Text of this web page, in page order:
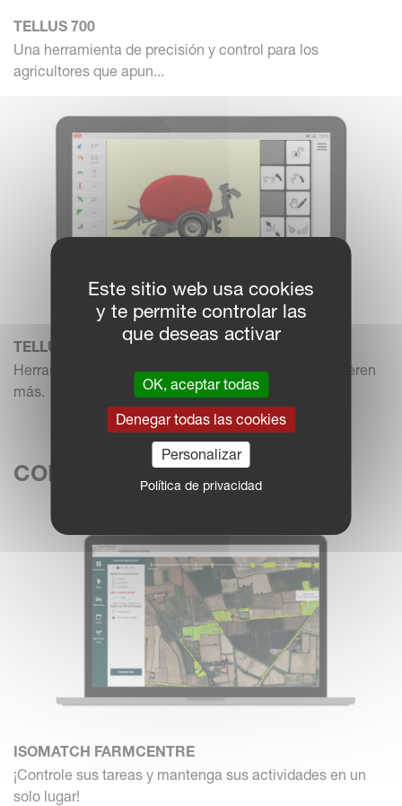
TELLUS 700
Una herramienta de precisión y control para los
agricultores que apun...
TELLUS 1200
Herramientas de precisión para agricultores que quieren
más.
CONECTIVIDAD
ISOMATCH FARMCENTRE
¡Controle sus tareas y mantenga sus actividades en un
solo lugar!
Este sitio web usa cookies
y te permite controlar las
que deseas activar
OK, aceptar todas
Denegar todas las cookies
Personalizar
Política de privacidad